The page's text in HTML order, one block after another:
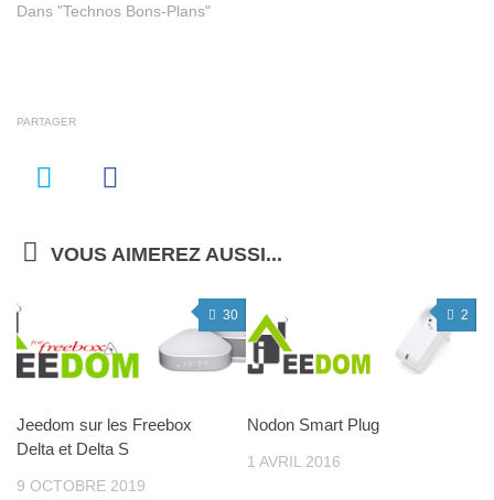
Dans "Technos Bons-Plans"
PARTAGER
VOUS AIMEREZ AUSSI...
30
Jeedom sur les Freebox
Delta et Delta S
9 OCTOBRE 2019
2
Nodon Smart Plug
1 AVRIL 2016